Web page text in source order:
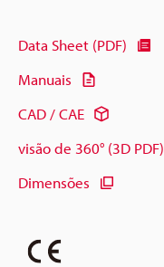
Data Sheet (PDF)
Manuais
CAD / CAE
visão de 360° (3D PDF)
Dimensões